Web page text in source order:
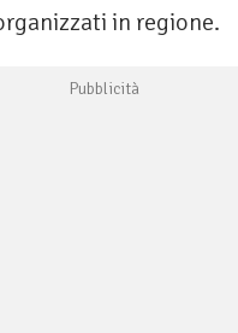
in regione.